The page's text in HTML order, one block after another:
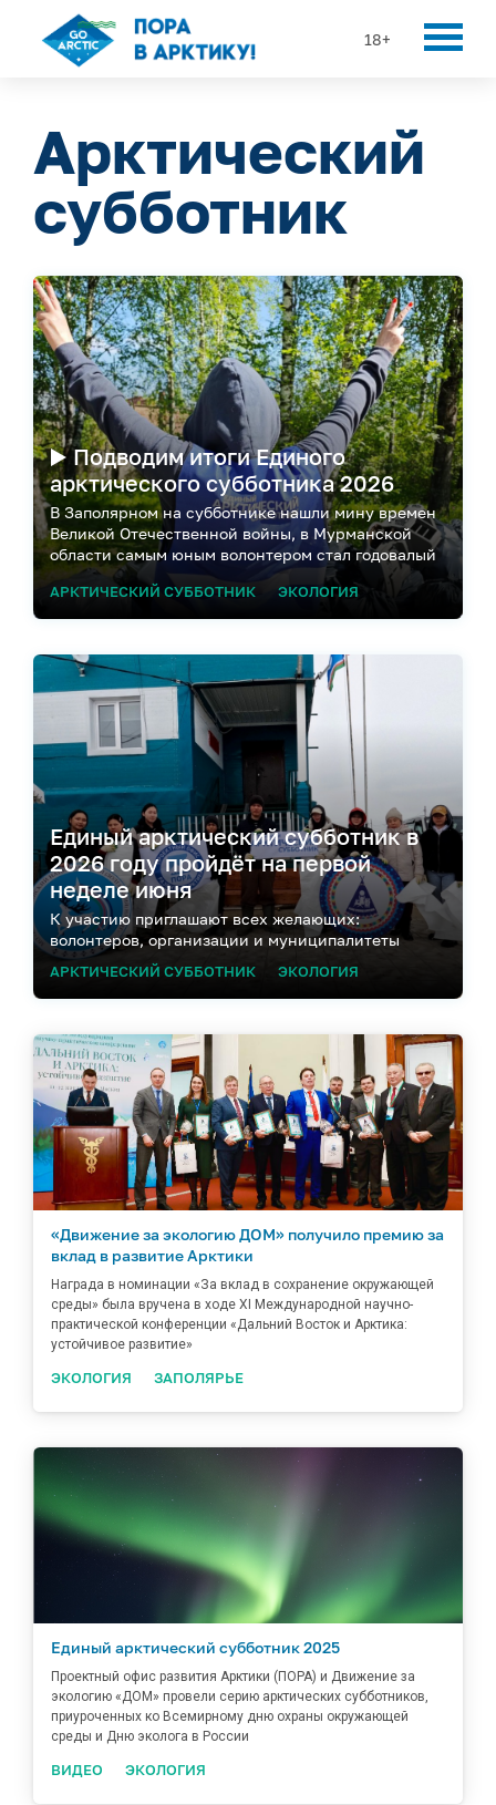
18+
Арктический
субботник
▶️ Подводим итоги Единого
арктического субботника 2026
В Заполярном на субботнике нашли мину времен
Великой Отечественной войны, в Мурманской
области самым юным волонтером стал годовалый
ребёнок, а в Норильске собрали 480 кг мусора
АРКТИЧЕСКИЙ СУББОТНИК ЭКОЛОГИЯ
Единый арктический субботник в
2026 году пройдёт на первой
неделе июня
К участию приглашают всех желающих:
волонтеров, организации и муниципалитеты
АРКТИЧЕСКИЙ СУББОТНИК ЭКОЛОГИЯ
«Движение за экологию ДОМ» получило премию за
вклад в развитие Арктики
Награда в номинации «За вклад в сохранение окружающей
среды» была вручена в ходе XI Международной научно-
практической конференции «Дальний Восток и Арктика:
устойчивое развитие»
ЭКОЛОГИЯ ЗАПОЛЯРЬЕ
Единый арктический субботник 2025
Проектный офис развития Арктики (ПОРА) и Движение за
экологию «ДОМ» провели серию арктических субботников,
приуроченных ко Всемирному дню охраны окружающей
среды и Дню эколога в России
ВИДЕО ЭКОЛОГИЯ